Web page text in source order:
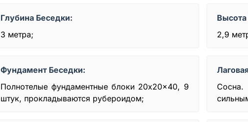
Глубина Беседки:
3 метра;
2,9
Фундамент Беседки:
Полнотелые фундаментные блоки 20x20x40, 9
штук, прокладываются рубероидом;